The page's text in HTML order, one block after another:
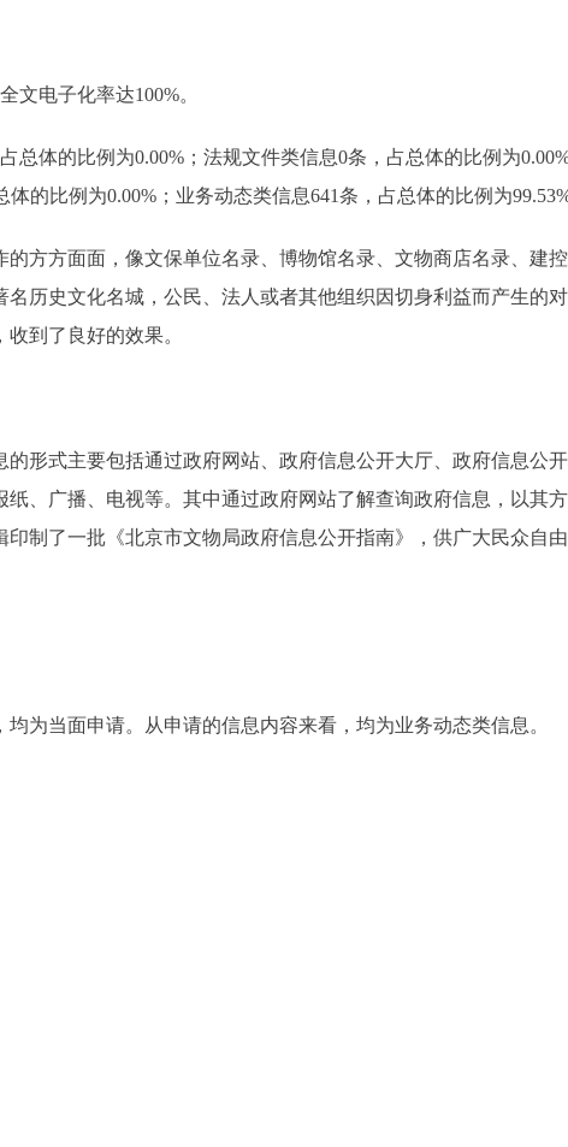
电子化率达100%。
体的比例为0.00%；法规文件类信息0条，占总体的比例为0.00%
的比例为0.00%；业务动态类信息641条，占总体的比例为99.53%
方面面，像文保单位名录、博物馆名录、文物商店名录、建
历史文化名城，公民、法人或者其他组织因切身利益而产生的
到了良好的效果。
式主要包括通过政府网站、政府信息公开大厅、政府信息公
、广播、电视等。其中通过政府网站了解查询政府信息，以其
制了一批《北京市文物局政府信息公开指南》，供广大民众自由
当面申请。从申请的信息内容来看，均为业务动态类信息。